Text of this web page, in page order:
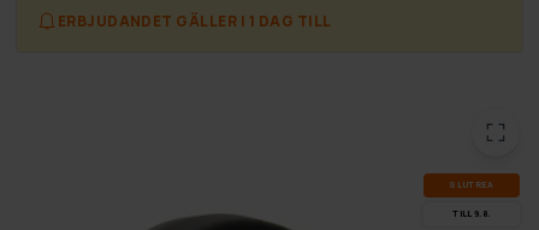
ERBJUDANDET GÄLLER I 1 DAG TILL
SLUT­REA
TILL 9.8.